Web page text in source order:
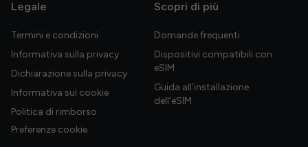
Legale
Termini e condizioni
Informativa sulla privacy
Dichiarazione sulla privacy
Informativa sui cookie
Politica di rimborso
Preferenze cookie
Scopri di più
Domande frequenti
Dispositivi compatibili con
eSIM
Guida all’installazione
dell’eSIM